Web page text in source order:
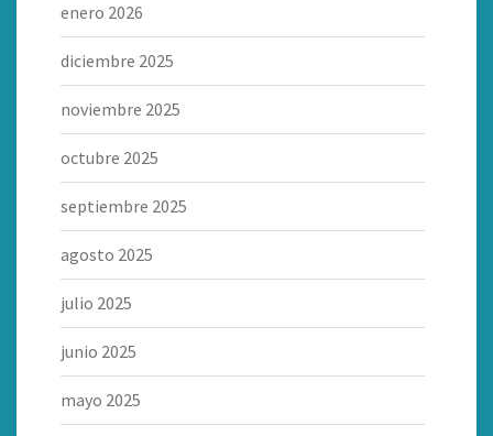
enero 2026
diciembre 2025
noviembre 2025
octubre 2025
septiembre 2025
agosto 2025
julio 2025
junio 2025
mayo 2025